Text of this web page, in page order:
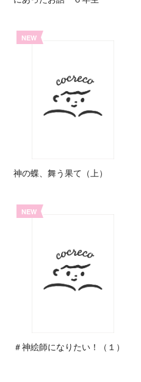
NEW
神の蝶、舞う果て（上）
NEW
＃神絵師になりたい！（１）